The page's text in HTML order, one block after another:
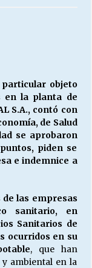
DESPIDOS
objeto
en la planta de
S.A., contó con
de Salud
se aprobaron
piden se
e indemnice a
las empresas
sanitario, en
Sanitarios de
ocurridos en su
, que han
ambiental en la